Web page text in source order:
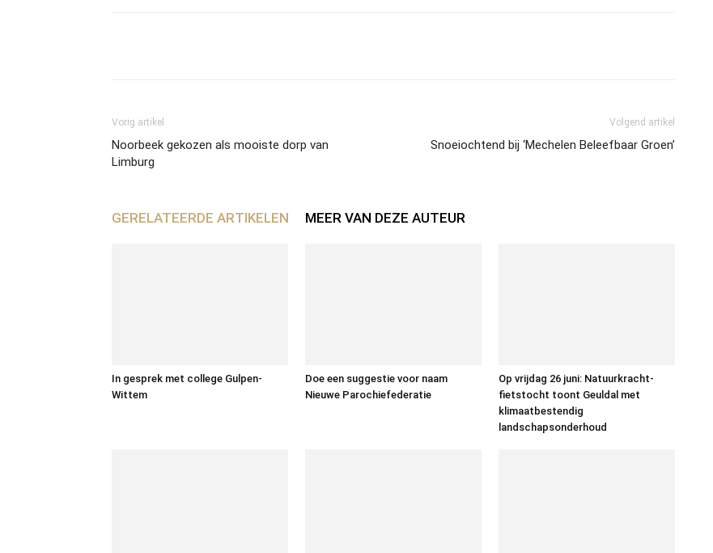
Vorig artikel
Noorbeek gekozen als mooiste dorp van
Limburg
Volgend artikel
Snoeiochtend bij ‘Mechelen Beleefbaar Groen’
GERELATEERDE ARTIKELEN MEER VAN DEZE AUTEUR
In gesprek met college Gulpen-
Wittem
Doe een suggestie voor naam
Nieuwe Parochiefederatie
Op vrijdag 26 juni: Natuurkracht-
fietstocht toont Geuldal met
klimaatbestendig
landschapsonderhoud